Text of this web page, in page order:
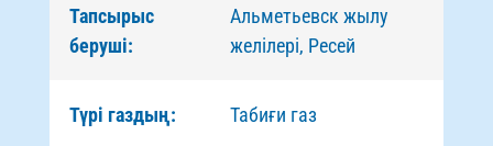
Тапсырыс
беруші:
Альметьевск жылу
желілері, Ресей
Түрі газдың: Табиғи газ